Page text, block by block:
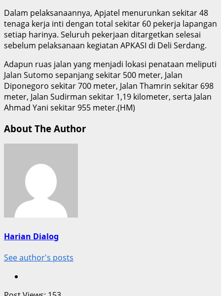
Dalam pelaksanaannya, Apjatel menurunkan sekitar 48
tenaga kerja inti dengan total sekitar 60 pekerja lapangan
setiap harinya. Seluruh pekerjaan ditargetkan selesai
sebelum pelaksanaan kegiatan APKASI di Deli Serdang.
Adapun ruas jalan yang menjadi lokasi penataan meliputi
Jalan Sutomo sepanjang sekitar 500 meter, Jalan
Diponegoro sekitar 700 meter, Jalan Thamrin sekitar 698
meter, Jalan Sudirman sekitar 1,19 kilometer, serta Jalan
Ahmad Yani sekitar 955 meter.(HM)
About The Author
Harian Dialog
See author's posts